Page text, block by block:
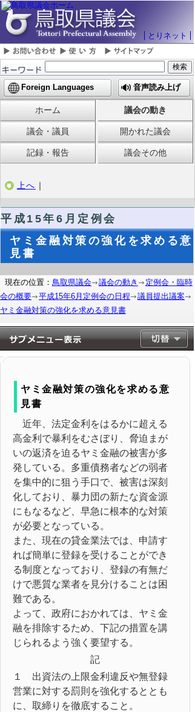
とりネット
Foreign Languages 音声読み上げ
ホーム 議会の動き
議会・議員 開かれた議会
記録・報告 議会その他
上へ ｜
平成15年6月定例会
ヤミ金融対策の強化を求める意
見書
現在の位置： 鳥取県議会 議会の動き
定例会・臨時
会の概要
平成15年6月定例会の日程
議員提出議案
ヤミ金融対策の強化を求める意見書
ヤミ金融対策の強化を求める意
見書
近年、法定金利をはるかに超える
高金利で暴利をむさぼり、脅迫まが
いの返済を迫るヤミ金融の被害が多
発している。多重債務者などの弱者
を集中的に狙う手口で、被害は深刻
化しており、暴力団の新たな資金源
にもなるなど、早急に根本的な対策
が必要となっている。
また、現在の貸金業法では、申請す
れば簡単に登録を受けることができ
る制度となっており、登録の有無だ
けで悪質な業者を見分けることは困
難である。
よって、政府におかれては、ヤミ金
融を排除するため、下記の措置を講
じられるよう強く要望する。
記
１ 出資法の上限金利違反や無登録
営業に対する罰則を強化するととも
に、取締りを徹底すること。